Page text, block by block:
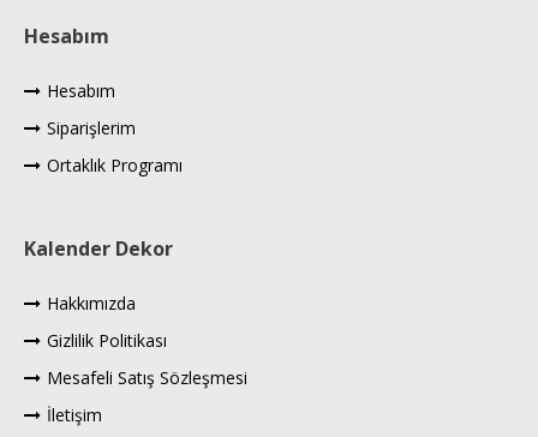
Hesabım
Hesabım
Siparişlerim
Ortaklık Programı
Kalender Dekor
Hakkımızda
Gizlilik Politikası
Mesafeli Satış Sözleşmesi
İletişim